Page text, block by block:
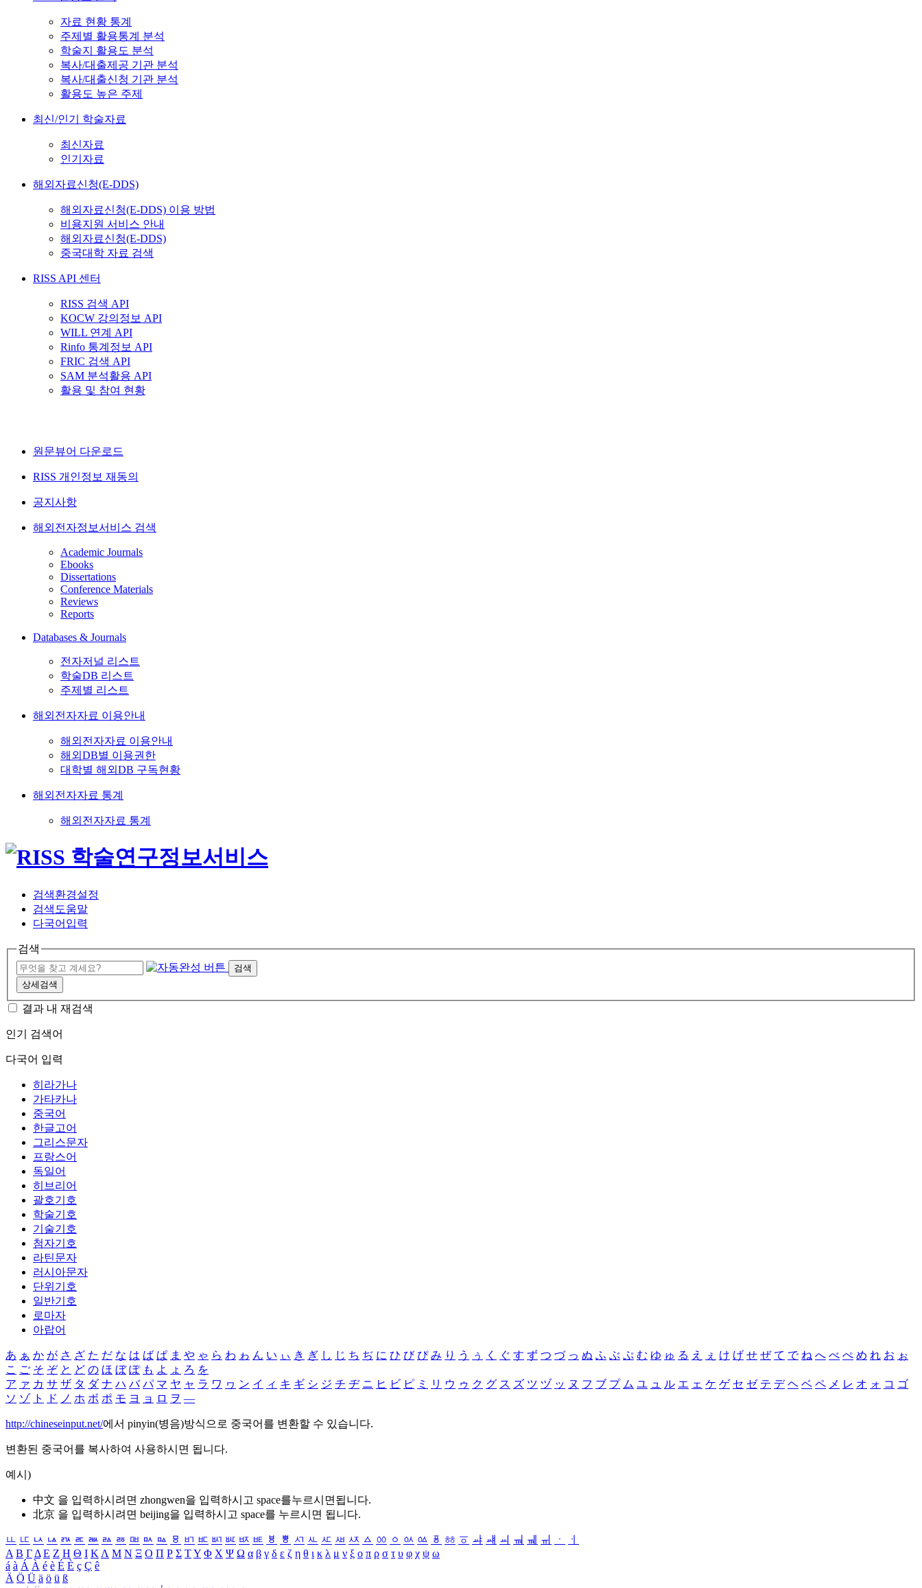
자료 현황 통계
주제별 활용통계 분석
학술지 활용도 분석
복사/대출제공 기관 분석
복사/대출신청 기관 분석
활용도 높은 주제
최신/인기 학술자료
최신자료
인기자료
해외자료신청(E-DDS)
해외자료신청(E-DDS) 이용 방법
비용지원 서비스 안내
해외자료신청(E-DDS)
중국대학 자료 검색
RISS API 센터
RISS 검색 API
KOCW 강의정보 API
WILL 연계 API
Rinfo 통계정보 API
FRIC 검색 API
SAM 분석활용 API
활용 및 참여 현황
원문뷰어 다운로드
RISS 개인정보 재동의
공지사항
해외전자정보서비스 검색
Academic Journals
Ebooks
Dissertations
Conference Materials
Reviews
Reports
Databases & Journals
전자저널 리스트
학술DB 리스트
주제별 리스트
해외전자자료 이용안내
해외전자자료 이용안내
해외DB별 이용권한
대학별 해외DB 구독현황
해외전자자료 통계
해외전자자료 통계
검색환경설정
검색도움말
다국어입력
검색
검색
상세검색
결과 내 재검색
인기 검색어
다국어 입력
히라가나
가타카나
중국어
한글고어
그리스문자
프랑스어
독일어
히브리어
괄호기호
학술기호
기술기호
첨자기호
라틴문자
러시아문자
단위기호
일반기호
로마자
아랍어
あ ぁ か が さ ざ た だ な は ば ぱ ま や ゃ ら わ ゎ ん い ぃ き ぎ し じ ち ぢ に ひ び ぴ み り う ぅ く ぐ す ず つ づ っ ぬ ふ ぶ ぷ む ゆ ゅ る え ぇ け げ せ ぜ て で ね へ べ ぺ め れ お ぉ
こ ご そ ぞ と ど の ほ ぼ ぽ も よ ょ ろ を
ア ァ カ サ ザ タ ダ ナ ハ バ パ マ ヤ ャ ラ ワ ヮ ン イ ィ キ ギ シ ジ チ ヂ ニ ヒ ビ ピ ミ リ ウ ゥ ク グ ス ズ ツ ヅ ッ ヌ フ ブ プ ム ユ ュ ル エ ェ ケ ゲ セ ゼ テ デ ヘ ベ ペ メ レ オ ォ コ ゴ
ソ ゾ ト ド ノ ホ ボ ポ モ ヨ ョ ロ ヲ ―
http://chineseinput.net/에서 pinyin(병음)방식으로 중국어를 변환할 수 있습니다.
변환된 중국어를 복사하여 사용하시면 됩니다.
예시)
中文 을 입력하시려면 zhongwen을 입력하시고 space를누르시면됩니다.
北京 을 입력하시려면 beijing을 입력하시고 space를 누르시면 됩니다.
ㅥ ㅦ ㅧ ㅨ ㅩ ㅪ ㅫ ㅬ ㅭ ㅮ ㅯ ㅰ ㅱ ㅲ ㅳ ㅴ ㅵ ㅶ ㅷ ㅸ ㅹ ㅺ ㅻ ㅼ ㅽ ㅾ ㅿ ㆀ ㆁ ㆂ ㆃ ㆄ ㆅ ㆆ ㆇ ㆈ ㆉ ㆊ ㆋ ㆌ ㆍ
ㆎ
Α Β ΓΔ Ε Ζ Η Θ Ι ΚΛ Μ Ν Ξ Ο Π Ρ Σ ΤΥ Φ Χ Ψ Ω α β γ δ ε ζ η θ ι κ λ μ ν ξ ο π ρ σ τ υ φ χ ψ ω
á à Á À é è É È ç Ç ê
Ä Ö Ü ä ö ü ß